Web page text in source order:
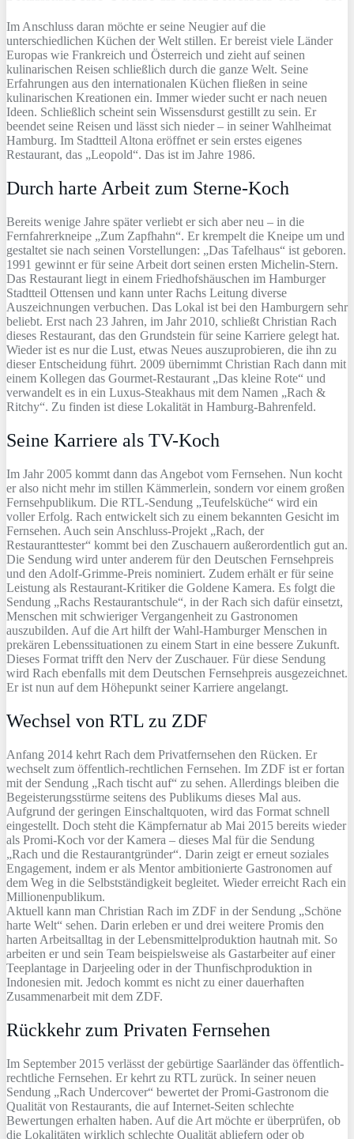
Im Anschluss daran möchte er seine Neugier auf die
unterschiedlichen Küchen der Welt stillen. Er bereist viele Länder
Europas wie Frankreich und Österreich und zieht auf seinen
kulinarischen Reisen schließlich durch die ganze Welt. Seine
Erfahrungen aus den internationalen Küchen fließen in seine
kulinarischen Kreationen ein. Immer wieder sucht er nach neuen
Ideen. Schließlich scheint sein Wissensdurst gestillt zu sein. Er
beendet seine Reisen und lässt sich nieder – in seiner Wahlheimat
Hamburg. Im Stadtteil Altona eröffnet er sein erstes eigenes
Restaurant, das „Leopold“. Das ist im Jahre 1986.
Durch harte Arbeit zum Sterne-Koch
Bereits wenige Jahre später verliebt er sich aber neu – in die
Fernfahrerkneipe „Zum Zapfhahn“. Er krempelt die Kneipe um und
gestaltet sie nach seinen Vorstellungen: „Das Tafelhaus“ ist geboren.
1991 gewinnt er für seine Arbeit dort seinen ersten Michelin-Stern.
Das Restaurant liegt in einem Friedhofshäuschen im Hamburger
Stadtteil Ottensen und kann unter Rachs Leitung diverse
Auszeichnungen verbuchen. Das Lokal ist bei den Hamburgern sehr
beliebt. Erst nach 23 Jahren, im Jahr 2010, schließt Christian Rach
dieses Restaurant, das den Grundstein für seine Karriere gelegt hat.
Wieder ist es nur die Lust, etwas Neues auszuprobieren, die ihn zu
dieser Entscheidung führt. 2009 übernimmt Christian Rach dann mit
einem Kollegen das Gourmet-Restaurant „Das kleine Rote“ und
verwandelt es in ein Luxus-Steakhaus mit dem Namen „Rach &
Ritchy“. Zu finden ist diese Lokalität in Hamburg-Bahrenfeld.
Seine Karriere als TV-Koch
Im Jahr 2005 kommt dann das Angebot vom Fernsehen. Nun kocht
er also nicht mehr im stillen Kämmerlein, sondern vor einem großen
Fernsehpublikum. Die RTL-Sendung „Teufelsküche“ wird ein
voller Erfolg. Rach entwickelt sich zu einem bekannten Gesicht im
Fernsehen. Auch sein Anschluss-Projekt „Rach, der
Restauranttester“ kommt bei den Zuschauern außerordentlich gut an.
Die Sendung wird unter anderem für den Deutschen Fernsehpreis
und den Adolf-Grimme-Preis nominiert. Zudem erhält er für seine
Leistung als Restaurant-Kritiker die Goldene Kamera. Es folgt die
Sendung „Rachs Restaurantschule“, in der Rach sich dafür einsetzt,
Menschen mit schwieriger Vergangenheit zu Gastronomen
auszubilden. Auf die Art hilft der Wahl-Hamburger Menschen in
prekären Lebenssituationen zu einem Start in eine bessere Zukunft.
Dieses Format trifft den Nerv der Zuschauer. Für diese Sendung
wird Rach ebenfalls mit dem Deutschen Fernsehpreis ausgezeichnet.
Er ist nun auf dem Höhepunkt seiner Karriere angelangt.
Wechsel von RTL zu ZDF
Anfang 2014 kehrt Rach dem Privatfernsehen den Rücken. Er
wechselt zum öffentlich-rechtlichen Fernsehen. Im ZDF ist er fortan
mit der Sendung „Rach tischt auf“ zu sehen. Allerdings bleiben die
Begeisterungsstürme seitens des Publikums dieses Mal aus.
Aufgrund der geringen Einschaltquoten, wird das Format schnell
eingestellt. Doch steht die Kämpfernatur ab Mai 2015 bereits wieder
als Promi-Koch vor der Kamera – dieses Mal für die Sendung
„Rach und die Restaurantgründer“. Darin zeigt er erneut soziales
Engagement, indem er als Mentor ambitionierte Gastronomen auf
dem Weg in die Selbstständigkeit begleitet. Wieder erreicht Rach ein
Millionenpublikum.
Aktuell kann man Christian Rach im ZDF in der Sendung „Schöne
harte Welt“ sehen. Darin erleben er und drei weitere Promis den
harten Arbeitsalltag in der Lebensmittelproduktion hautnah mit. So
arbeiten er und sein Team beispielsweise als Gastarbeiter auf einer
Teeplantage in Darjeeling oder in der Thunfischproduktion in
Indonesien mit. Jedoch kommt es nicht zu einer dauerhaften
Zusammenarbeit mit dem ZDF.
Rückkehr zum Privaten Fernsehen
Im September 2015 verlässt der gebürtige Saarländer das öffentlich-
rechtliche Fernsehen. Er kehrt zu RTL zurück. In seiner neuen
Sendung „Rach Undercover“ bewertet der Promi-Gastronom die
Qualität von Restaurants, die auf Internet-Seiten schlechte
Bewertungen erhalten haben. Auf die Art möchte er überprüfen, ob
die Lokalitäten wirklich schlechte Qualität abliefern oder ob